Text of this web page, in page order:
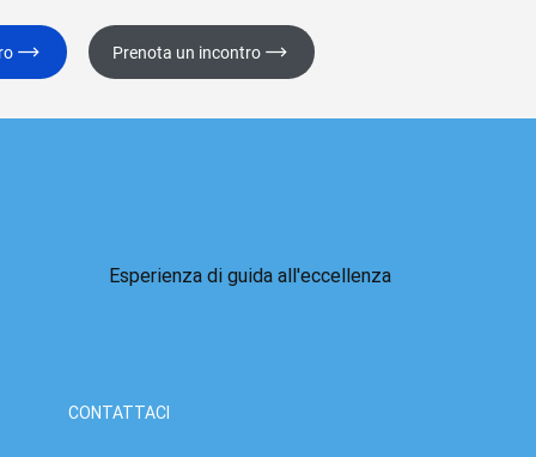
Prenota un incontro
CONTATTACI
Esperienza di guida all'eccellenza